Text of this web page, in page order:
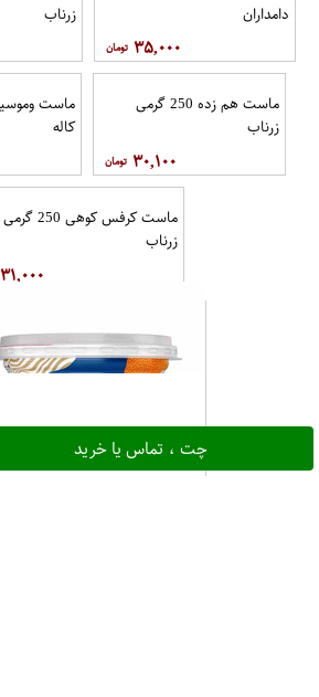
چت ، تماس یا خرید
دامداران
۳۵,۰۰۰
زرناب
ماست هم زده 250 گرمی
زرناب
۳۰,۱۰۰
کاله
ماست کرفس کوهی 250 گرمی
زرناب
۳۱,۰۰۰